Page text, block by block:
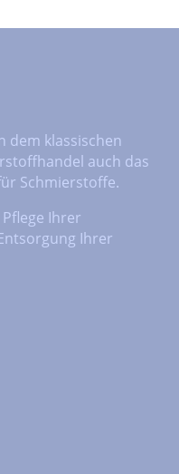
dem klassischen
auch das
Schmierstoffe.
Ihrer
Ihrer